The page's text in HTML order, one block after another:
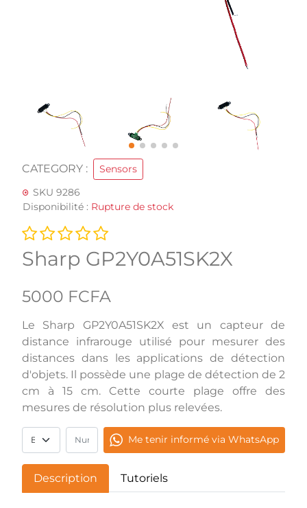
CATEGORY :
Sensors
SKU 9286
Disponibilité : Rupture de stock
Sharp GP2Y0A51SK2X
5000 FCFA
Le Sharp GP2Y0A51SK2X est un capteur de
distance infrarouge utilisé pour mesurer des
distances dans les applications de détection
d'objets. Il possède une plage de détection de 2
cm à 15 cm. Cette courte plage offre des
mesures de résolution plus relevées.
Me tenir informé via WhatsApp
Description Tutoriels